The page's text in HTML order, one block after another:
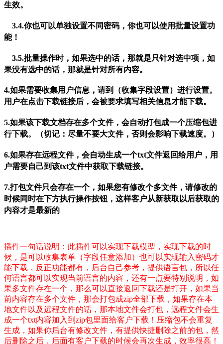
生效。
3.4.你也可以单独设置不同密码，你也可以使用批量设置功
能！
3.5.批量操作时，如果选中的话，那就是只针对选中项，如
果没有选中的话，那就是针对所有内容。
4.如果需要收集用户信息，请到（收集字段设置）进行设置。
用户在点击下载链接后，会被要求填写相关信息才能下载。
5.如果该下载文档存在多个文件，会自动打包成一个压缩包进
行下载。（切记：尽量不要大文件，否则会影响下载速度。）
6.如果存在远程文件，会自动生成一个txt文件返回给用户，用
户需要自己到该txt文件中获取下载链接。
7.打包文件只会存在一个，如果您有修改个多文件，请修改的
时候同时在下方执行操作按钮，这样客户从新获取以后获取的
内容才是最新的
插件一句话说明：此插件可以实现下载模型，实现下载的时
候，是可以收集表单（字段任意添加）也可以实现输入密码才
能下载，反正功能都有，后台自己参考，提供语言包，所以任
何语言都可以实现当前语言的内容，还有一点要特别说明，如
果多文件存在一个，那么可以直接返回下载还是打开，如果当
前内容存在多个文件，那会打包成zip全部下载，如果存在本
地文件以及远程文件的话，那本地文件会打包，远程文件会生
成一个txt内容加入到zip包里面给客户下载！压缩包不会重复
生成，如果你后台有修改文件，有提供快捷删除之前的包，然
后删除之后，后面有客户下载的时候会再次生成，效率很高！